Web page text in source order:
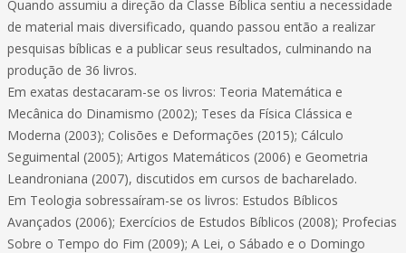
Quando assumiu a direção da Classe Bíblica sentiu a necessidade
de material mais diversificado, quando passou então a realizar
pesquisas bíblicas e a publicar seus resultados, culminando na
produção de 36 livros.
Em exatas destacaram-se os livros: Teoria Matemática e
Mecânica do Dinamismo (2002); Teses da Física Clássica e
Moderna (2003); Colisões e Deformações (2015); Cálculo
Seguimental (2005); Artigos Matemáticos (2006) e Geometria
Leandroniana (2007), discutidos em cursos de bacharelado.
Em Teologia sobressaíram-se os livros: Estudos Bíblicos
Avançados (2006); Exercícios de Estudos Bíblicos (2008); Profecias
Sobre o Tempo do Fim (2009); A Lei, o Sábado e o Domingo